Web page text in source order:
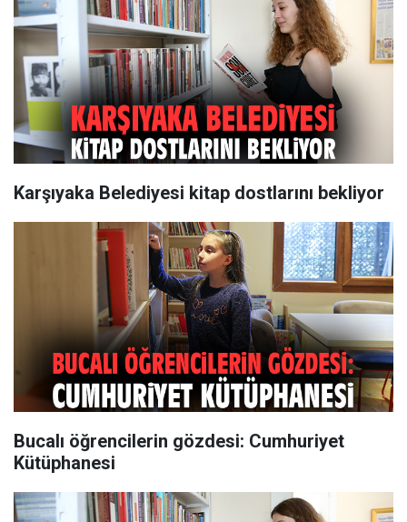
Karşıyaka Belediyesi kitap dostlarını bekliyor
Bucalı öğrencilerin gözdesi: Cumhuriyet
Kütüphanesi